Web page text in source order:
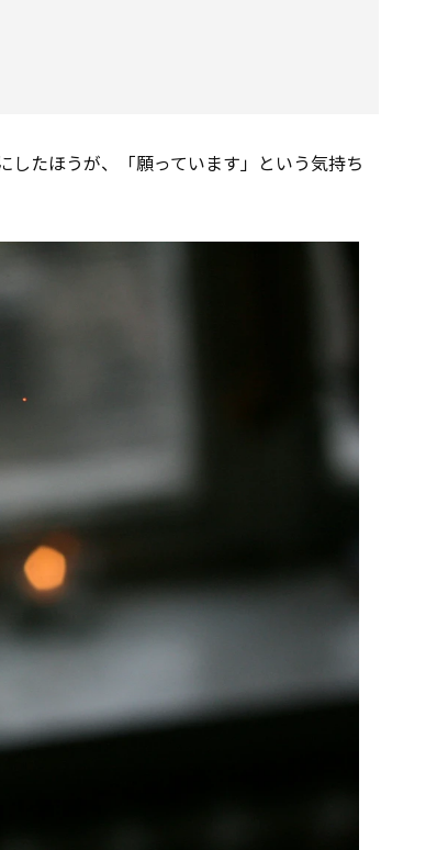
したほうが、「願っています」という気持ち